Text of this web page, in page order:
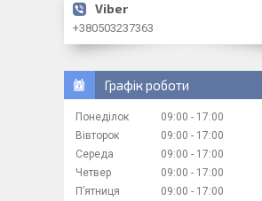
+380503237363
Графік роботи
Понеділок 09:00
17:00
Вівторок
09:00
17:00
Середа
09:00
17:00
Четвер
09:00
17:00
Пʼятниця
09:00
17:00